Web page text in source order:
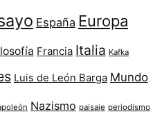
España Europa
Francia Italia Kafka
Luis de León Barga Mundo
Nazismo paisaje periodismo